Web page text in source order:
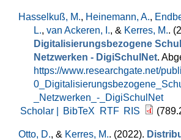
Hasselkuß, M., Heinemann, A.,
L., van Ackeren, I., & Kerres, M..
Digitalisierungsbezogene
Netzwerken - DigiSchulNet.
https://www.researchgate.net/
_Netzwerken_-_DigiSchulNet
Scholar |
BibTeX RTF RIS
Otto, D., & Kerres, M.. (2022).